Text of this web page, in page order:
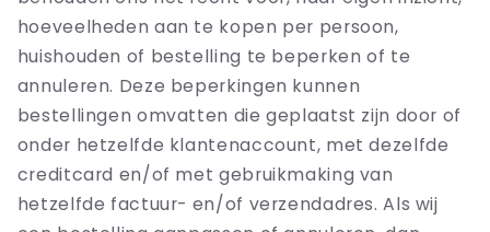
hoeveelheden aan te kopen per persoon,
huishouden of bestelling te beperken of te
annuleren. Deze beperkingen kunnen
bestellingen omvatten die geplaatst zijn door of
onder hetzelfde klantenaccount, met dezelfde
creditcard en/of met gebruikmaking van
hetzelfde factuur- en/of verzendadres. Als wij